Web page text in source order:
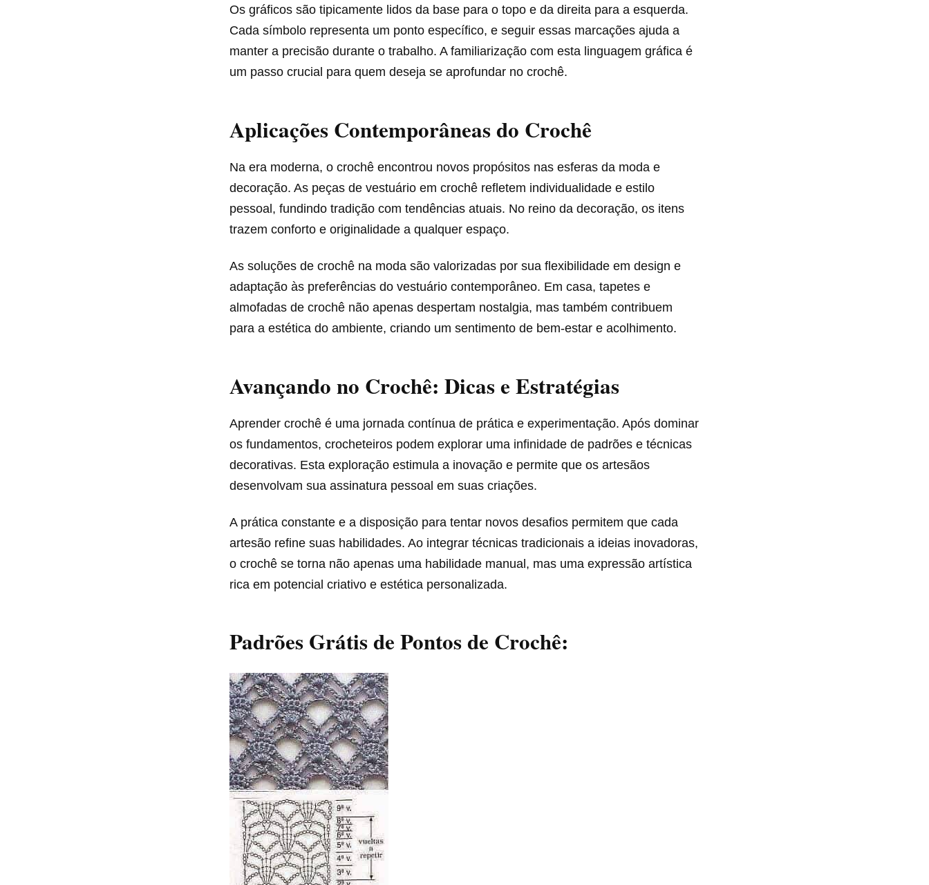
Os gráficos são tipicamente lidos da base para o topo e da direita para a esquerda.
Cada símbolo representa um ponto específico, e seguir essas marcações ajuda a
manter a precisão durante o trabalho. A familiarização com esta linguagem gráfica é
um passo crucial para quem deseja se aprofundar no crochê.
Aplicações Contemporâneas do Crochê
Na era moderna, o crochê encontrou novos propósitos nas esferas da moda e
decoração. As peças de vestuário em crochê refletem individualidade e estilo
pessoal, fundindo tradição com tendências atuais. No reino da decoração, os itens
trazem conforto e originalidade a qualquer espaço.
As soluções de crochê na moda são valorizadas por sua flexibilidade em design e
adaptação às preferências do vestuário contemporâneo. Em casa, tapetes e
almofadas de crochê não apenas despertam nostalgia, mas também contribuem
para a estética do ambiente, criando um sentimento de bem-estar e acolhimento.
Avançando no Crochê: Dicas e Estratégias
Aprender crochê é uma jornada contínua de prática e experimentação. Após dominar
os fundamentos, crocheteiros podem explorar uma infinidade de padrões e técnicas
decorativas. Esta exploração estimula a inovação e permite que os artesãos
desenvolvam sua assinatura pessoal em suas criações.
A prática constante e a disposição para tentar novos desafios permitem que cada
artesão refine suas habilidades. Ao integrar técnicas tradicionais a ideias inovadoras,
o crochê se torna não apenas uma habilidade manual, mas uma expressão artística
rica em potencial criativo e estética personalizada.
Padrões Grátis de Pontos de Crochê: